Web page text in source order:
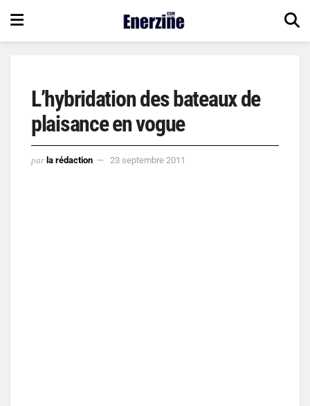
L’hybridation des bateaux de
plaisance en vogue
par la rédaction 23 septembre 2011